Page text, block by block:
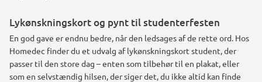
Lykønskningskort og pynt til studenterfesten
En god gave er endnu bedre, når den ledsages af de rette ord. Hos
Homedec finder du et udvalg af lykønskningskort student, der
passer til den store dag – enten som tilbehør til en plakat, eller
som en selvstændig hilsen, der siger det, du ikke altid kan finde